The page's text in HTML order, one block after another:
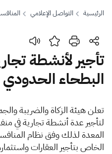
بحث
بحث بحث AI
اقتراحات
الزكاة الجمارك
الإقرار الضريبي
التصرفات
الرئيسية التواصل الإعلامي
تأجير لأنشطة
البطحاء الحدودي
​​​​​​​تعلن هيئة الزكاة والضريبة
لتأجير عدة أنشطة تجارية في
المعدة لذلك وفق نظام
الخاص بتأجير العقارات